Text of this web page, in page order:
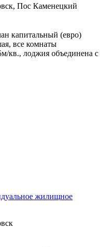
Пос Каменецкий
капитальный (евро)
все комнаты
кв., лоджия объединена с
жилищное